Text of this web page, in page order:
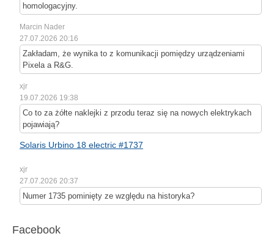
homologacyjny.
Marcin Nader
27.07.2026 20:16
Zakładam, że wynika to z komunikacji pomiędzy urządzeniami
Pixela a R&G.
xjr
19.07.2026 19:38
Co to za żółte naklejki z przodu teraz się na nowych elektrykach
pojawiają?
Solaris Urbino 18 electric #1737
xjr
27.07.2026 20:37
Numer 1735 pominięty ze względu na historyka?
Facebook